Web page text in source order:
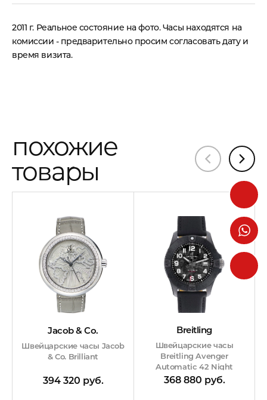
2011 г. Реальное состояние на фото. Часы находятся на
комиссии - предварительно просим согласовать дату и
время визита.
похожие
товары
Jacob & Co.
Швейцарские часы Jacob
& Co. Brilliant
394 320 руб.
Breitling
Швейцарские часы
Breitling Avenger
Automatic 42 Night
Mission
368 880 руб.